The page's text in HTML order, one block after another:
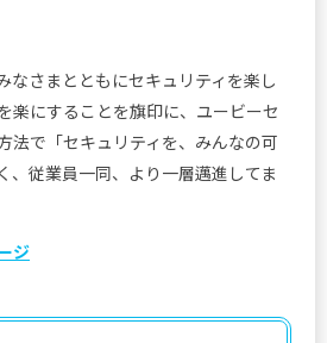
なさまとともにセキュリティを楽し
楽にすることを旗印に、ユービーセ
法で「セキュリティを、みんなの可
、従業員一同、より一層邁進してま
ジ